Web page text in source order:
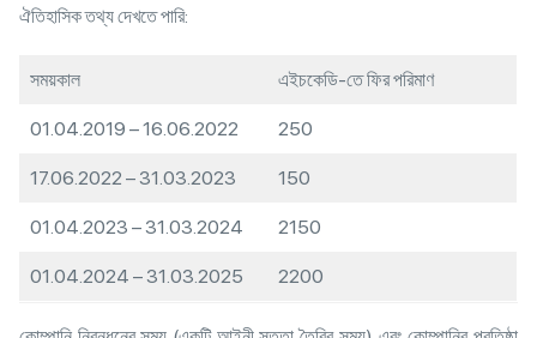
ঐতিহাসিক তথ্য দেখতে পারি:
সময়কাল এইচকেডি-তে ফির পরিমাণ
01.04.2019 – 16.06.2022 250
17.06.2022 – 31.03.2023 150
01.04.2023 – 31.03.2024 2150
01.04.2024 – 31.03.2025 2200